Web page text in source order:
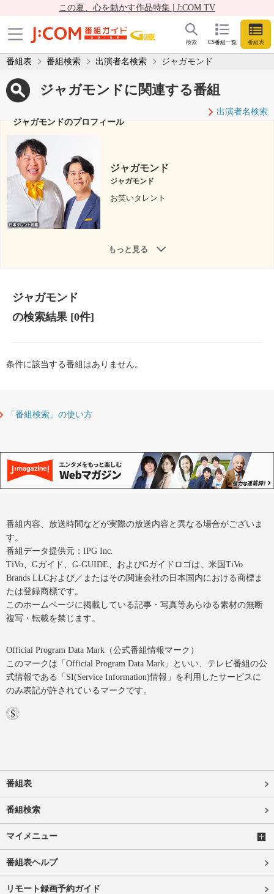
この夏、心を動かす作品特集 | J:COM TV
CS番組一覧 番組表
検索
番組表 番組検索 出演者名検索 ジャガモンド
ジャガモンドに関連する番組
出演者名検索
ジャガモンドのプロフィール
ジャガモンド
ジャガモンド
お笑いタレント
もっと見る
ジャガモンド
の検索結果[0件]
条件に該当する番組はありません。
「番組検索」の使い方
番組内容、放送時間などが実際の放送内容と異なる場合がございま
す。
番組データ提供元：IPG Inc.
TiVo、Gガイド、G-GUIDE、およびGガイドロゴは、米国TiVo
Brands LLCおよび／またはその関連会社の日本国内における商標ま
たは登録商標です。
このホームページに掲載している記事・写真等あらゆる素材の無断
複写・転載を禁じます。
Official Program Data Mark（公式番組情報マーク）
このマークは「Official Program Data Mark」といい、テレビ番組の公
式情報である「SI(Service Information)情報」を利用したサービスに
のみ表記が許されているマークです。
番組表
番組検索
マイメニュー
番組表ヘルプ
リモート録画予約ガイド